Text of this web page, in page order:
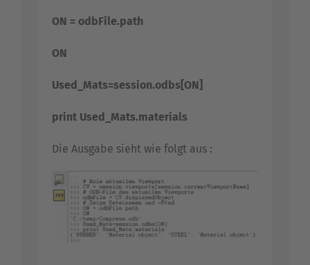
ON = odbFile.path
ON
Used_Mats=session.odbs[ON]
print Used_Mats.materials
Die Ausgabe sieht wie folgt aus :